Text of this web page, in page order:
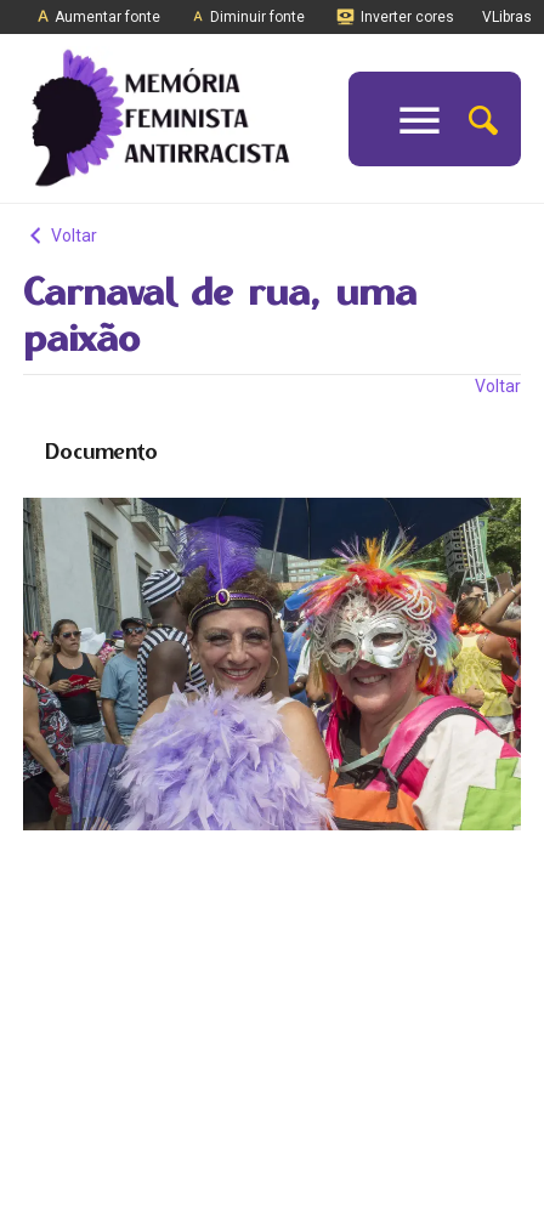
Aumentar fonte Diminuir fonte Inverter cores VLibras
Voltar
Carnaval de rua, uma
paixão
Voltar
Documento